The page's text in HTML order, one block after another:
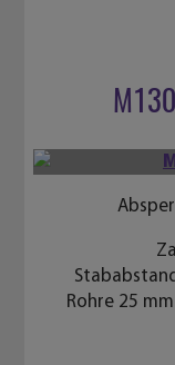
Rohre 25